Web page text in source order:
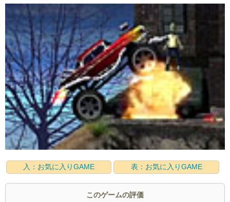
入：お気に入りGAME 表：お気に入りGAME
このゲームの評価